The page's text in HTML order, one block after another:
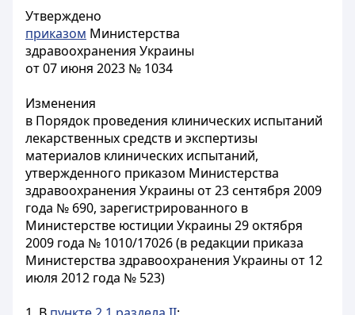
Утверждено
приказом Министерства
здравоохранения Украины
от 07 июня 2023 № 1034
Изменения
в Порядок проведения клинических испытаний
лекарственных средств и экспертизы
материалов клинических испытаний,
утвержденного приказом Министерства
здравоохранения Украины от 23 сентября 2009
года № 690, зарегистрированного в
Министерстве юстиции Украины 29 октября
2009 года № 1010/17026 (в редакции приказа
Министерства здравоохранения Украины от 12
июля 2012 года № 523)